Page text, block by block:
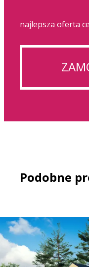
najlepsza oferta
Podobne